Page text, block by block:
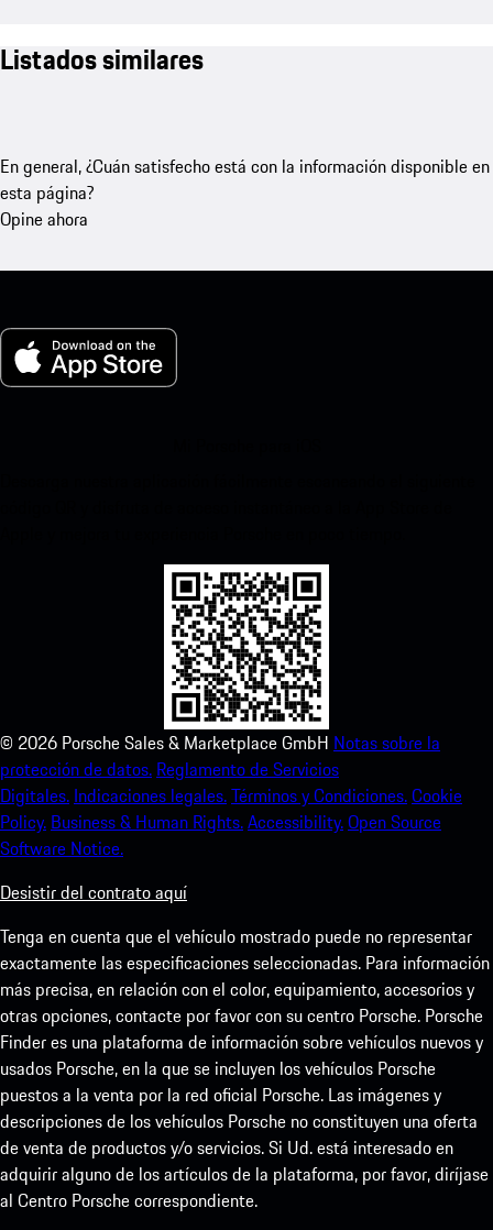
Listados similares
En general, ¿Cuán satisfecho está con la información disponible en
esta página?
Opine ahora
© 2026 Porsche Sales & Marketplace GmbH Notas sobre la
protección de datos. Reglamento de Servicios
Digitales. Indicaciones legales.Términos y Condiciones.Cookie
Policy. Business & Human Rights.Accessibility.Open Source
Software Notice.
Desistir del contrato aquí
Tenga en cuenta que el vehículo mostrado puede no representar
exactamente las especificaciones seleccionadas. Para información
más precisa, en relación con el color, equipamiento, accesorios y
otras opciones, contacte por favor con su centro Porsche. Porsche
Finder es una plataforma de información sobre vehículos nuevos y
usados Porsche, en la que se incluyen los vehículos Porsche
puestos a la venta por la red oficial Porsche. Las imágenes y
descripciones de los vehículos Porsche no constituyen una oferta
de venta de productos y/o servicios. Si Ud. está interesado en
adquirir alguno de los artículos de la plataforma, por favor, diríjase
al Centro Porsche correspondiente.